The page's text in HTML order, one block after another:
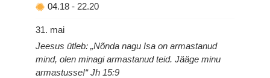
04.18 - 22.20
31. mai
Jeesus ütleb: „Nõnda nagu Isa on armastanud
mind, olen minagi armastanud teid. Jääge minu
armastusse!“ Jh 15:9